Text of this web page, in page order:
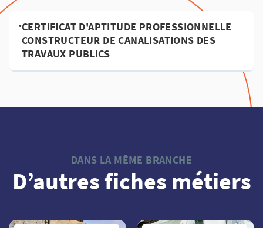
•CERTIFICAT D'APTITUDE PROFESSIONNELLE
CONSTRUCTEUR DE CANALISATIONS DES
TRAVAUX PUBLICS
DANS LA MÊME BRANCHE
D’autres fiches métiers